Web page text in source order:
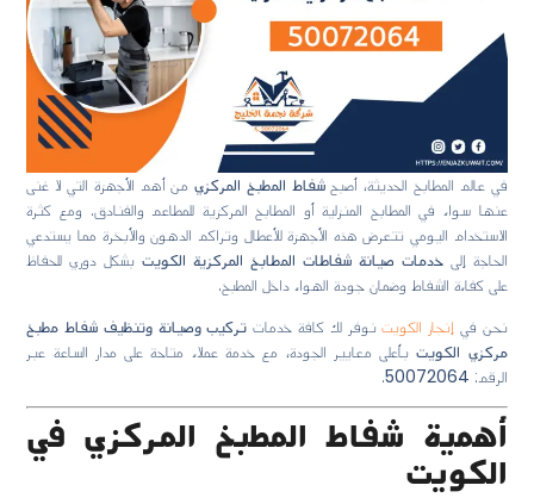
في عالم المطابخ الحديثة، أصبحشفاط المطبخ المركزيمن أهم الأجهزة التي لا غنى
عنها سواء في المطابخ المنزلية أو المطابخ المركزية للمطاعم والفنادق. ومع كثرة
الاستخدام اليومي تتعرض هذه الأجهزة للأعطال وتراكم الدهون والأبخرة مما يستدعي
الحاجة إلىخدمات صيانة شفاطات المطابخ المركزية الكويتبشكل دوري للحفاظ
على كفاءة الشفاط وضمان جودة الهواء داخل المطبخ.
نحن فيإنجاز الكويتنوفر لك كافة خدماتتركيب وصيانة وتنظيف شفاط مطبخ
مركزي الكويتبأعلى معايير الجودة، مع خدمة عملاء متاحة على مدار الساعة عبر
الرقم:50072064
.
أهمية شفاط المطبخ المركزي في
الكويت